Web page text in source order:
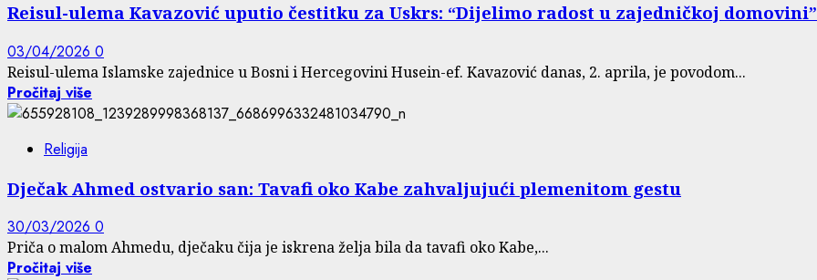
Reisul-ulema Kavazović uputio čestitku za Uskrs: “Dijelimo radost u zajedničkoj domovini”
03/04/2026 0
Reisul-ulema Islamske zajednice u Bosni i Hercegovini Husein-ef. Kavazović danas, 2. aprila, je povodom...
Pročitaj više
Religija
Dječak Ahmed ostvario san: Tavafi oko Kabe zahvaljujući plemenitom gestu
30/03/2026 0
Priča o malom Ahmedu, dječaku čija je iskrena želja bila da tavafi oko Kabe,...
Pročitaj više